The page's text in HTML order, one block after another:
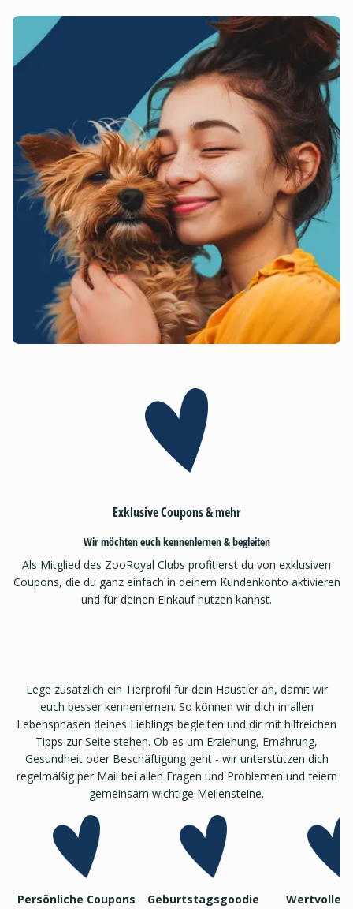
Exklusive Coupons & mehr
Wir möchten euch kennenlernen & begleiten
Als Mitglied des ZooRoyal Clubs profitierst du von exklusiven
Coupons, die du ganz einfach in deinem Kundenkonto aktivieren
und für deinen Einkauf nutzen kannst.
Lege zusätzlich ein Tierprofil für dein Haustier an, damit wir
euch besser kennenlernen. So können wir dich in allen
Lebensphasen deines Lieblings begleiten und dir mit hilfreichen
Tipps zur Seite stehen. Ob es um Erziehung, Ernährung,
Gesundheit oder Beschäftigung geht - wir unterstützen dich
regelmäßig per Mail bei allen Fragen und Problemen und feiern
gemeinsam wichtige Meilensteine.
Persönliche Coupons
Geburtstagsgoodie
Wertvolle